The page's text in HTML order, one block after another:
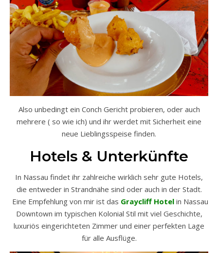
Also unbedingt ein Conch Gericht probieren, oder auch
mehrere ( so wie ich) und ihr werdet mit Sicherheit eine
neue Lieblingsspeise finden.
Hotels & Unterkünfte
In Nassau findet ihr zahlreiche wirklich sehr gute Hotels,
die entweder in Strandnähe sind oder auch in der Stadt.
Eine Empfehlung von mir ist das Graycliff Hotelin Nassau
Downtown im typischen Kolonial Stil mit viel Geschichte,
luxuriös eingerichteten Zimmer und einer perfekten Lage
für alle Ausflüge.